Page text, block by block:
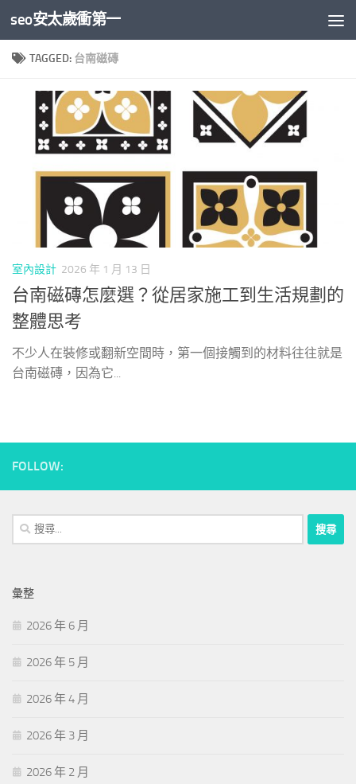
Skip to content
seo安太歲衝第一
TAGGED: 台南磁磚
室內設計 2026 年 1 月 13 日
台南磁磚怎麼選？從居家施工到生活規劃的
整體思考
不少人在裝修或翻新空間時，第一個接觸到的材料往往就是
台南磁磚，因為它...
FOLLOW:
搜
尋
字:
彙整
2026 年 6 月
2026 年 5 月
2026 年 4 月
2026 年 3 月
2026 年 2 月